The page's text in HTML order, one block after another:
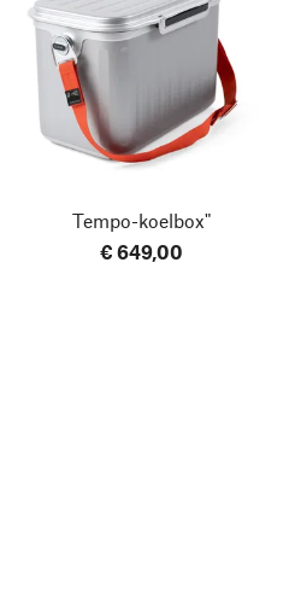
Tempo-koelbox"
€ 649,00